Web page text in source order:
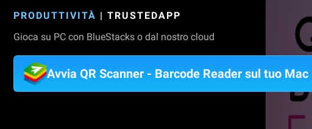
PRODUTTIVITÀ | TRUSTEDAPP
Gioca su PC con BlueStacks o dal nostro cloud
Avvia QR Scanner - Barcode Reader sul tuo Mac